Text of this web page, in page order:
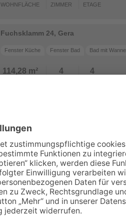
WOHNFLÄCHE ZIMMER ETAGE
Fuchsklamm 24, Gera
Fenster Küche Fenster Bad Bad mit Wanne
114,28 m² 4 4
Pößnecker Straße 18, Gera
Fenster Küche Fenster Bad Bad mit Wanne
84,11 m²
WOHNFLÄCHE
3
ZIMMER
5
ETAGE